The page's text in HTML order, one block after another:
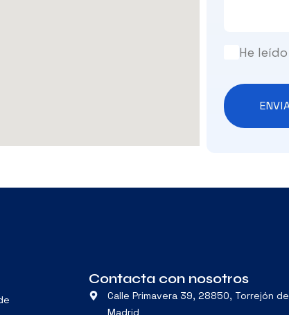
He
Contacta con nosotros
Calle Primavera 39, 28850, Torrejón
Madrid